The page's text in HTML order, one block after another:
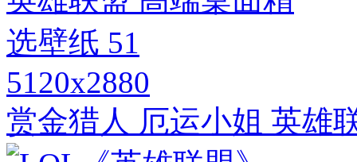
5120x2880
赏金猎人 厄运小姐 英雄